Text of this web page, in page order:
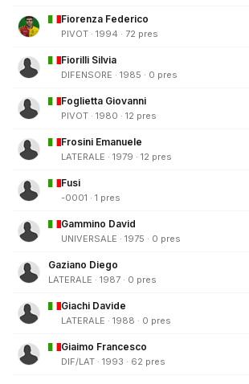
Fiorenza Federico
PIVOT · 1994 · 72 pres
Fiorilli Silvia
DIFENSORE · 1985 · 0 pres
Foglietta Giovanni
PIVOT · 1980 · 12 pres
Frosini Emanuele
LATERALE · 1979 · 12 pres
Fusi
-0001 · 1 pres
Gammino David
UNIVERSALE · 1975 · 0 pres
Gaziano Diego
LATERALE · 1987 · 0 pres
Giachi Davide
LATERALE · 1988 · 0 pres
Giaimo Francesco
DIF/LAT · 1993 · 62 pres